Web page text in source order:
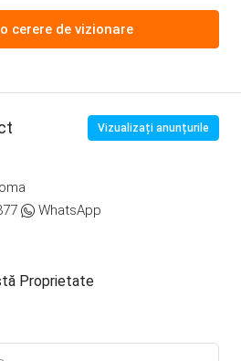
cerere de vizionare
Vizualizați anunțurile
WhatsApp
Proprietate